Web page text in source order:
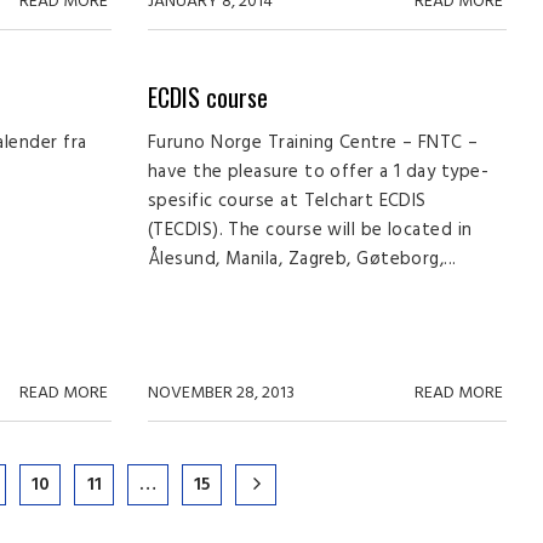
fra
READ MORE
ECDIS course
Furuno Norge Training Centre – FNTC –
have the pleasure to offer a 1 day type-
spesific course at Telchart ECDIS
(TECDIS). The course will be located in
Ålesund, Manila, Zagreb, Gøteborg,...
NOVEMBER 28, 2013 READ MORE
10 11 … 15